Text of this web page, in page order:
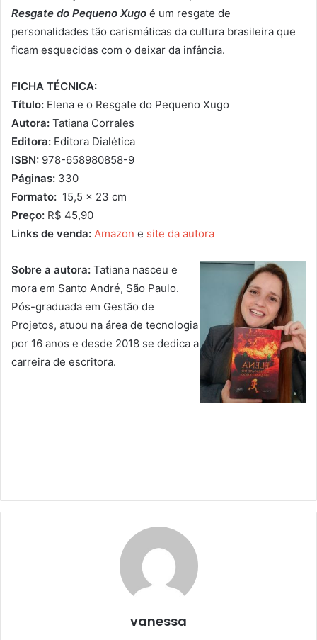
Resgate do Pequeno Xugo é um resgate de
personalidades tão carismáticas da cultura brasileira que
ficam esquecidas com o deixar da infância.
FICHA TÉCNICA:
Título: Elena e o Resgate do Pequeno Xugo
Autora: Tatiana Corrales
Editora: Editora Dialética
ISBN: 978-658980858-9
Páginas: 330
Formato: 15,5 x 23 cm
Preço: R$ 45,90
Links de venda: Amazon e site da autora
Sobre a autora: Tatiana nasceu e
mora em Santo André, São Paulo.
Pós-graduada em Gestão de
Projetos, atuou na área de tecnologia
por 16 anos e desde 2018 se dedica a
carreira de escritora.
vanessa